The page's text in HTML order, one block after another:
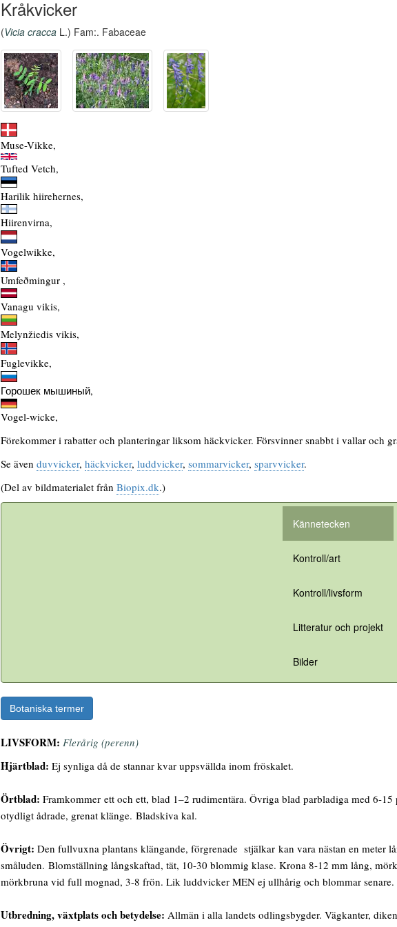
Kråkvicker
(Vicia cracca L.) Fam:. Fabaceae
Muse-Vikke,
Tufted Vetch,
Harilik hiirehernes,
Hiirenvirna,
Vogelwikke,
Umfeðmingur ,
Vanagu vikis,
Melynžiedis vikis,
Fuglevikke,
Горошек мышиный,
Vogel-wicke,
Förekommer i rabatter och planteringar liksom häckvicker. Försvinner snabbt i vallar och
Se även duvvicker, häckvicker, luddvicker, sommarvicker, sparvvicker.
(Del av bildmaterialet från Biopix.dk.)
Kännetecken
Kontroll/art
Kontroll/livsform
Litteratur och projekt
Bilder
Botaniska termer
LIVSFORM: Flerårig (perenn)
Hjärtblad: Ej synliga då de stannar kvar uppsvällda inom fröskalet.
Örtblad: Framkommer ett och ett, blad 1–2 rudimentära. Övriga blad parbladiga med 6-
otydligt ådrade, grenat klänge. Bladskiva kal.
Övrigt: Den fullvuxna plantans klängande, förgrenade stjälkar kan vara nästan en meter
småluden. Blomställning långskaftad, tät, 10-30 blommig klase. Krona 8-12 mm lång,
mörkbruna vid full mognad, 3-8 frön. Lik luddvicker MEN ej ullhårig och blommar senare.
Utbredning, växtplats och betydelse: Allmän i alla landets odlingsbygder. Vägkanter,